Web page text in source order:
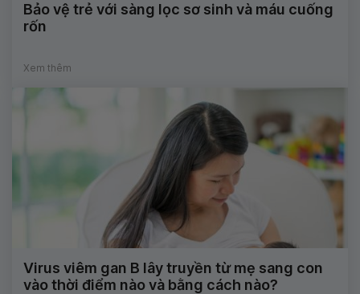
Bảo vệ trẻ với sàng lọc sơ sinh và máu cuống
rốn
Xem thêm
Virus viêm gan B lây truyền từ mẹ sang con
vào thời điểm nào và bằng cách nào?